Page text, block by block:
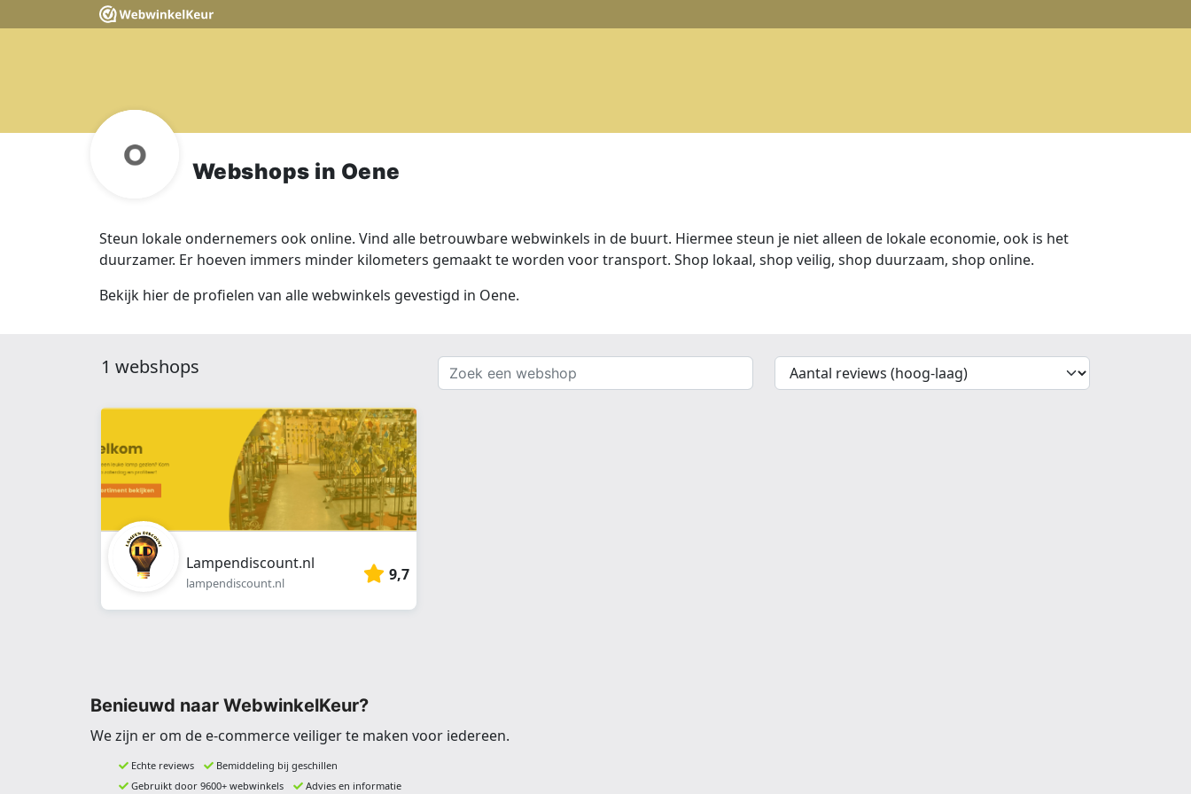
Webshops in Oene
Steun lokale ondernemers ook online. Vind alle betrouwbare webwinkels in de buurt. Hiermee steun je niet alleen de lokale economie, ook is het
duurzamer. Er hoeven immers minder kilometers gemaakt te worden voor transport. Shop lokaal, shop veilig, shop duurzaam, shop online.
Bekijk hier de profielen van alle webwinkels gevestigd in Oene.
1 webshops
Zoek
een
{{
__('Sort')
Lampendiscount.nl
lampendiscount.nl 9,7
Benieuwd naar WebwinkelKeur?
We zijn er om de e-commerce veiliger te maken voor iedereen.
Echte reviews
Bemiddeling bij geschillen
Gebruikt door 9600+ webwinkels
Advies en informatie